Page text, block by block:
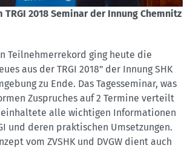
TRGI 2018 Seminar der Innung Chemnitz
Teilnehmerrekord ging heute die
aus der TRGI 2018" der Innung SHK
zu Ende. Das Tagesseminar, was
Zuspruches auf 2 Termine verteilt
alle wichtigen Informationen
und deren praktischen Umsetzungen.
vom ZVSHK und DVGW dient auch